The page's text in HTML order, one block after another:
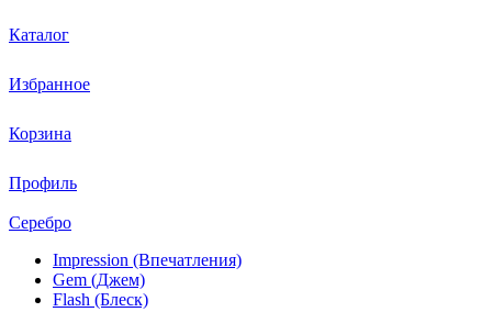
Каталог
Избранное
Корзина
Профиль
Серебро
Impression (Впечатления)
Gem (Джем)
Flash (Блеск)